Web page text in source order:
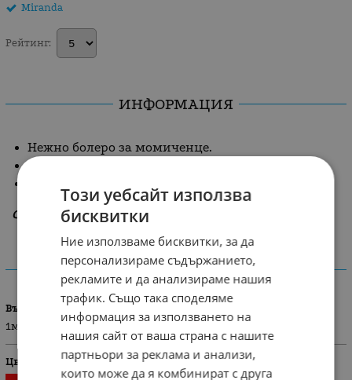
Miranda
Рейтинг:
ИНФОРМАЦИЯ
Нежно болеро за момиченце.
Състав: 100 % акрил
ХАРАКТЕРИСТИКИ
Възраст
1м./58см
Цвят
Този уебсайт използва
бисквитки
Ние използваме бисквитки, за да
персонализираме съдържанието,
рекламите и да анализираме нашия
трафик. Също така споделяме
информация за използването на
нашия сайт от ваша страна с нашите
партньори за реклама и анализи,
които може да я комбинират с друга